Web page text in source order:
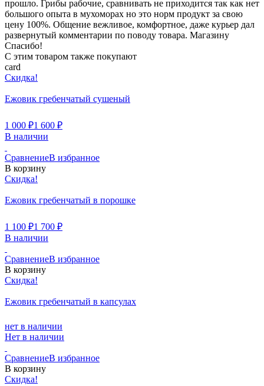
прошло. Грибы рабочие, сравнивать не приходится так как нет
большого опыта в мухоморах но это норм продукт за свою
цену 100%. Общение вежливое, комфортное, даже курьер дал
развернутый комментарии по поводу товара. Магазину
Спасибо!
С этим товаром также покупают
card
Скидка!
Ежовик гребенчатый сушеный
1 000 ₽1 600 ₽
В наличии
СравнениеВ избранное
В корзину
Скидка!
Ежовик гребенчатый в порошке
1 100 ₽1 700 ₽
В наличии
СравнениеВ избранное
В корзину
Скидка!
Ежовик гребенчатый в капсулах
нет в наличии
Нет в наличии
СравнениеВ избранное
В корзину
Скидка!